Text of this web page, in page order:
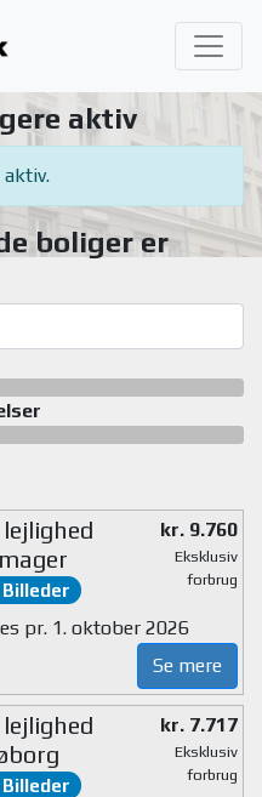
aktiv
aktiv.
boliger er
Billeder
kr. 9.760
Eksklusiv
forbrug
pr. 1. oktober 2026
Se mere
Billeder
kr. 7.717
Eksklusiv
forbrug